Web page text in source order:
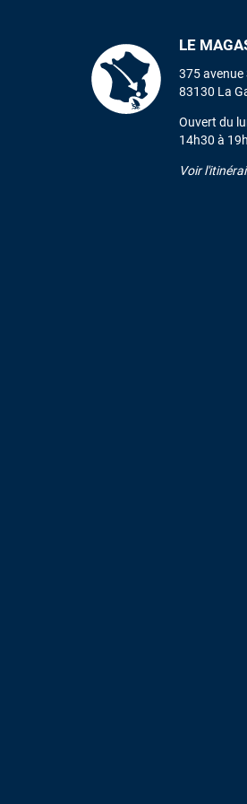
LE
375
83130 La
Ouvert du
14h30 à
Voir